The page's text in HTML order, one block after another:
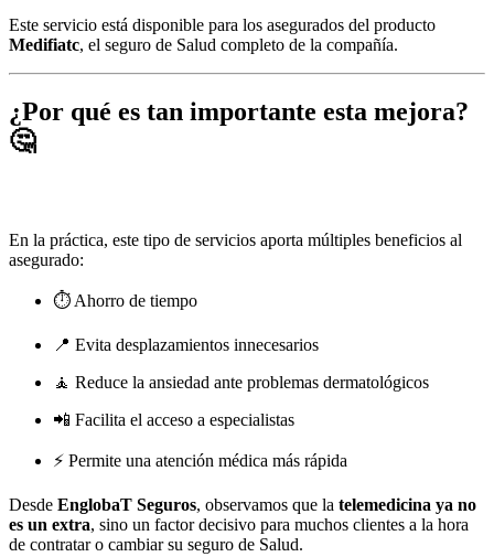
Este servicio está disponible para los asegurados del producto
Medifiatc, el seguro de Salud completo de la compañía.
¿Por qué es tan importante esta mejora?
🤔
En la práctica, este tipo de servicios aporta múltiples beneficios al
asegurado:
⏱️ Ahorro de tiempo
📍 Evita desplazamientos innecesarios
🧘 Reduce la ansiedad ante problemas dermatológicos
📲 Facilita el acceso a especialistas
⚡ Permite una atención médica más rápida
Desde EnglobaT Seguros, observamos que la telemedicina ya no
es un extra, sino un factor decisivo para muchos clientes a la hora
de contratar o cambiar su seguro de Salud.